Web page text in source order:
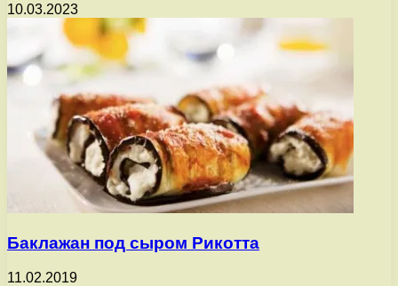
10.03.2023
Баклажан под сыром Рикотта
11.02.2019